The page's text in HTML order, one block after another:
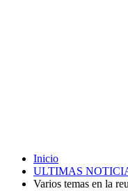
Inicio
ULTIMAS
Varios temas en la